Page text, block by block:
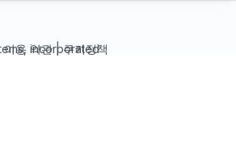
incorporated
이용 약관|쿠키정책